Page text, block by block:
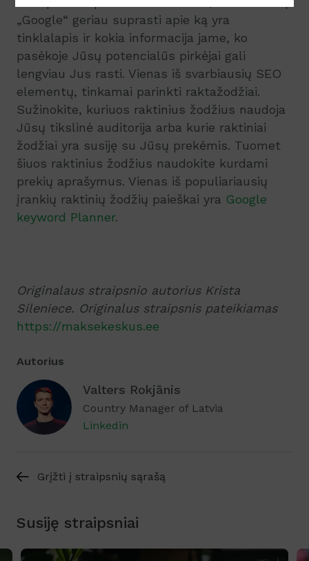
„Google“ geriau suprasti apie ką yra
tinklalapis ir kokia informacija jame, ko
pasėkoje Jūsų potencialūs pirkėjai gali
lengviau Jus rasti. Vienas iš svarbiausių SEO
elementų, tinkamai parinkti raktažodžiai.
Sužinokite, kuriuos raktinius žodžius naudoja
Jūsų tikslinė auditorija arba kurie raktiniai
žodžiai yra susiję su Jūsų prekėmis. Tuomet
šiuos raktinius žodžius naudokite kurdami
prekių aprašymus. Vienas iš populiariausių
įrankių raktinių žodžių paieškai yra Google
keyword Planner.
Originalaus straipsnio autorius Krista
Sileniece. Originalus straipsnis pateikiamas
https://maksekeskus.ee
Autorius
Valters Rokjānis
Country Manager of Latvia
Linkedin
Grįžti į straipsnių sąrašą
Susiję straipsniai